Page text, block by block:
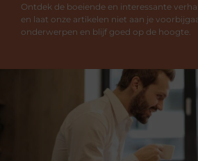
Ontdek de boeiende en interessante
en laat onze artikelen niet aan je
onderwerpen en blijf goed op de hoogte.